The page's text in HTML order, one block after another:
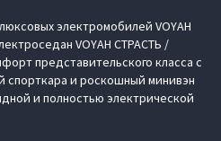
электромобилей VOYAH
VOYAH СТРАСТЬ /
представительского класса с
спорткара и роскошный минивэн
и полностью электрической